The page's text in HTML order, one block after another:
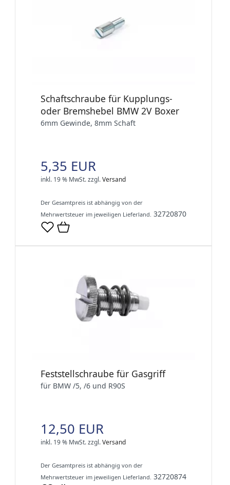
Schaftschraube für Kupplungs-
oder Bremshebel BMW 2V Boxer
6mm Gewinde, 8mm Schaft
5,35 EUR
inkl. 19 % MwSt.zzgl.Versand
Der Gesamtpreis ist abhängig von der
Mehrwertsteuer im jeweiligen Lieferland. 32720870
Feststellschraube für Gasgriff
für BMW /5, /6 und R90S
12,50 EUR
inkl. 19 % MwSt.zzgl.Versand
Der Gesamtpreis ist abhängig von der
Mehrwertsteuer im jeweiligen Lieferland. 32720874